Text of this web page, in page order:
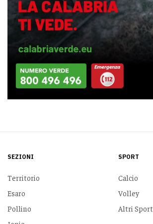
SEZIONI
Territorio
Esaro
Pollino
SPORT
Calcio
Volley
Altri Sport